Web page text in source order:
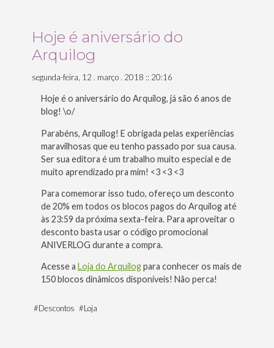
Hoje é aniversário do
Arquilog
segunda-feira, 12 . março . 2018 :: 20:16
Hoje é o aniversário do Arquilog, já são 6 anos de
blog! \o/
Parabéns, Arquilog! E obrigada pelas experiências
maravilhosas que eu tenho passado por sua causa.
Ser sua editora é um trabalho muito especial e de
muito aprendizado pra mim! <3 <3 <3
Para comemorar isso tudo, ofereço um desconto
de 20% em todos os blocos pagos do Arquilog até
às 23:59 da próxima sexta-feira. Para aproveitar o
desconto basta usar o código promocional
ANIVERLOG durante a compra.
Acesse a Loja do Arquilogpara conhecer os mais de
150 blocos dinâmicos disponíveis! Não perca!
#Descontos #Loja